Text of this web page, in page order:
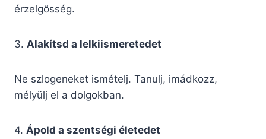
érzelgősség.
3. Alakítsd a lelkiismeretedet
Ne szlogeneket ismételj. Tanulj, imádkozz,
mélyülj el a dolgokban.
4. Ápold a szentségi életedet